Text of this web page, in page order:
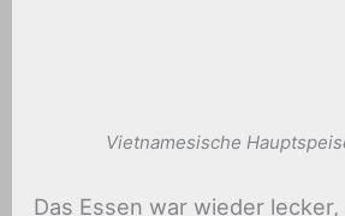
Vietnamesische
Das Essen war wieder lecker,